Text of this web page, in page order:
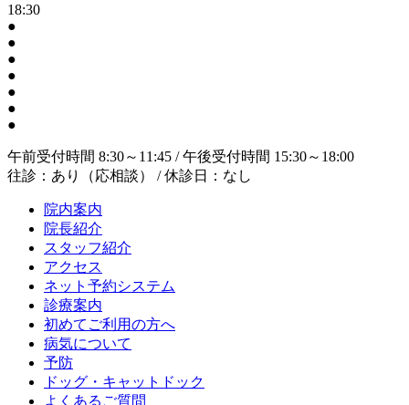
18:30
●
●
●
●
●
●
●
午前受付時間 8:30～11:45 / 午後受付時間 15:30～18:00
往診：あり（応相談） / 休診日：なし
院内案内
院長紹介
スタッフ紹介
アクセス
ネット予約システム
診療案内
初めてご利用の方へ
病気について
予防
ドッグ・キャットドック
よくあるご質問